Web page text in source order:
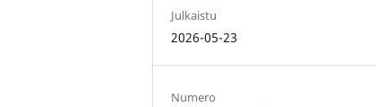
Julkaistu
2026-05-23
Numero